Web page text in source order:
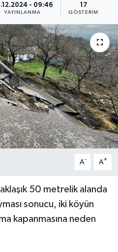
- 09:46
YAYINLANMA
17
GÖSTERIM
A- A+
50 metrelik alanda
sonucu, iki köyün
kapanmasına neden